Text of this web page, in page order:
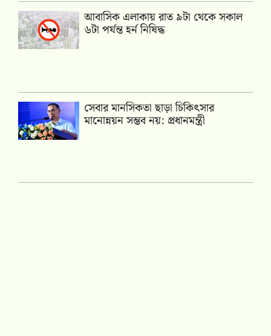
আবাসিক এলাকায় রাত ৯টা থেকে সকাল
৬টা পর্যন্ত হর্ন নিষিদ্ধ
সেবার মানসিকতা ছাড়া চিকিৎসার
মানোন্নয়ন সম্ভব নয়: প্রধানমন্ত্রী